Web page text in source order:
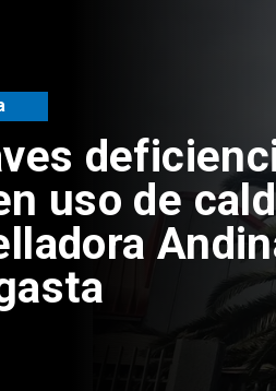
uso de